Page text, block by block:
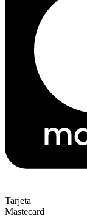
Tarjeta
Mastecard